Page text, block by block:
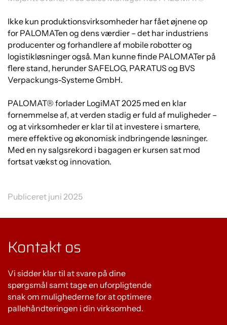
Ikke kun produktionsvirksomheder har fået øjnene op
for PALOMATen og dens værdier – det har industriens
producenter og forhandlere af mobile robotter og
logistikløsninger også. Man kunne finde PALOMATer på
flere stand, herunder SAFELOG, PARATUS og BVS
Verpackungs-Systeme GmbH.
PALOMAT® forlader LogiMAT 2025 med en klar
fornemmelse af, at verden stadig er fuld af muligheder –
og at virksomheder er klar til at investere i smartere,
mere effektive og økonomisk indbringende løsninger.
Med en ny salgsrekord i bagagen er kursen sat mod
fortsat vækst og innovation.
Publiceret juni 2025
Kontakt os
Vi sidder klar til at svare på dine
spørgsmål samt tage en uforpligtende
snak om mulighederne for at optimere
pallehåndteringen i din virksomhed.